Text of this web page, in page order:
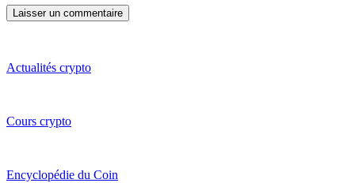
Actualités crypto
Cours crypto
Encyclopédie du Coin